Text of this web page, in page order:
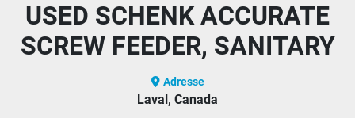
USED SCHENK ACCURATE
SCREW FEEDER, SANITARY
Adresse
Laval, Canada